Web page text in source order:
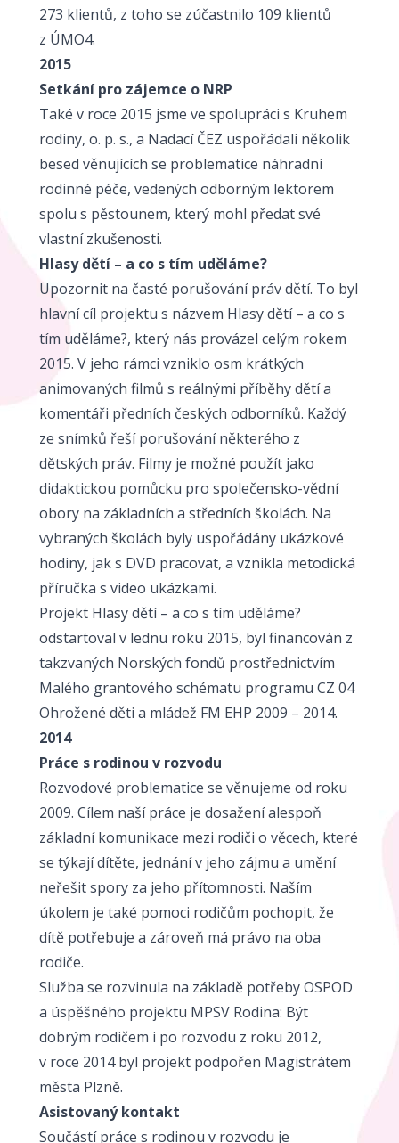
273 klientů, z toho se zúčastnilo 109 klientů
z ÚMO4.
2015
Setkání pro zájemce o NRP
Také v roce 2015 jsme ve spolupráci s Kruhem
rodiny, o. p. s., a Nadací ČEZ uspořádali několik
besed věnujících se problematice náhradní
rodinné péče, vedených odborným lektorem
spolu s pěstounem, který mohl předat své
vlastní zkušenosti.
Hlasy dětí – a co s tím uděláme?
Upozornit na časté porušování práv dětí. To byl
hlavní cíl projektu s názvem Hlasy dětí – a co s
tím uděláme?, který nás provázel celým rokem
2015. V jeho rámci vzniklo osm krátkých
animovaných filmů s reálnými příběhy dětí a
komentáři předních českých odborníků. Každý
ze snímků řeší porušování některého z
dětských práv. Filmy je možné použít jako
didaktickou pomůcku pro společensko-vědní
obory na základních a středních školách. Na
vybraných školách byly uspořádány ukázkové
hodiny, jak s DVD pracovat, a vznikla metodická
příručka s video ukázkami.
Projekt Hlasy dětí – a co s tím uděláme?
odstartoval v lednu roku 2015, byl financován z
takzvaných Norských fondů prostřednictvím
Malého grantového schématu programu CZ 04
Ohrožené děti a mládež FM EHP 2009 – 2014.
2014
Práce s rodinou v rozvodu
Rozvodové problematice se věnujeme od roku
2009. Cílem naší práce je dosažení alespoň
základní komunikace mezi rodiči o věcech, které
se týkají dítěte, jednání v jeho zájmu a umění
neřešit spory za jeho přítomnosti. Naším
úkolem je také pomoci rodičům pochopit, že
dítě potřebuje a zároveň má právo na oba
rodiče.
Služba se rozvinula na základě potřeby OSPOD
a úspěšného projektu MPSV Rodina: Být
dobrým rodičem i po rozvodu z roku 2012,
v roce 2014 byl projekt podpořen Magistrátem
města Plzně.
Asistovaný kontakt
Součástí práce s rodinou v rozvodu je